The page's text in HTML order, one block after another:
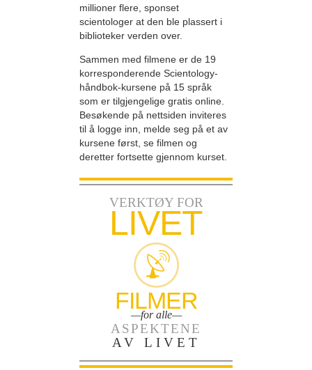
millioner flere, sponset
scientologer at den ble plassert i
biblioteker verden over.
Sammen med filmene er de 19
korresponderende Scientology-
håndbok-kursene på 15 språk
som er tilgjengelige gratis online.
Besøkende på nettsiden inviteres
til å logge inn, melde seg på et av
kursene først, se filmen og
deretter fortsette gjennom kurset.
VERKTØY FOR
LIVET
FILMER
—for alle—
ASPEKTENE
AV LIVET